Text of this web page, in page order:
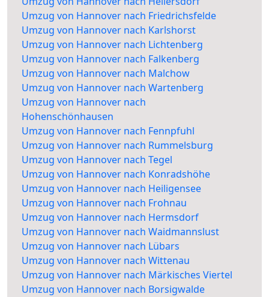
Umzug von Hannover nach Friedrichsfelde
Umzug von Hannover nach Karlshorst
Umzug von Hannover nach Lichtenberg
Umzug von Hannover nach Falkenberg
Umzug von Hannover nach Malchow
Umzug von Hannover nach Wartenberg
Umzug von Hannover nach
Hohenschönhausen
Umzug von Hannover nach Fennpfuhl
Umzug von Hannover nach Rummelsburg
Umzug von Hannover nach Tegel
Umzug von Hannover nach Konradshöhe
Umzug von Hannover nach Heiligensee
Umzug von Hannover nach Frohnau
Umzug von Hannover nach Hermsdorf
Umzug von Hannover nach Waidmannslust
Umzug von Hannover nach Lübars
Umzug von Hannover nach Wittenau
Umzug von Hannover nach Märkisches Viertel
Umzug von Hannover nach Borsigwalde